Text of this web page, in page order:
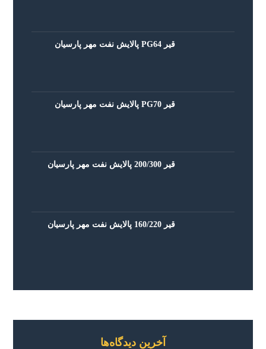
قیر PG64 پالایش نفت مهر پارسیان
قیر PG70 پالایش نفت مهر پارسیان
قیر 200/300 پالایش نفت مهر پارسیان
قیر 160/220 پالایش نفت مهر پارسیان
آخرین دیدگاه‌ها